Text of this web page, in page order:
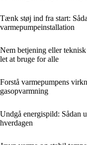
Tænk støj ind fra start:
varmepumpeinstallation
Nem betjening eller
let at bruge for alle
Forstå varmepumpens
gasopvarmning
Undgå energispild: Sådan
hverdagen